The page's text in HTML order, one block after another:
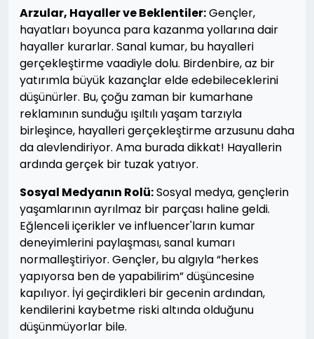
Arzular, Hayaller ve Beklentiler:Gençler,
hayatları boyunca para kazanma yollarına dair
hayaller kurarlar. Sanal kumar, bu hayalleri
gerçekleştirme vaadiyle dolu. Birdenbire, az bir
yatırımla büyük kazançlar elde edebileceklerini
düşünürler. Bu, çoğu zaman bir kumarhane
reklamının sunduğu ışıltılı yaşam tarzıyla
birleşince, hayalleri gerçekleştirme arzusunu daha
da alevlendiriyor. Ama burada dikkat! Hayallerin
ardında gerçek bir tuzak yatıyor.
Sosyal Medyanın Rolü:Sosyal medya, gençlerin
yaşamlarının ayrılmaz bir parçası haline geldi.
Eğlenceli içerikler ve influencer'ların kumar
deneyimlerini paylaşması, sanal kumarı
normalleştiriyor. Gençler, bu algıyla “herkes
yapıyorsa ben de yapabilirim” düşüncesine
kapılıyor. İyi geçirdikleri bir gecenin ardından,
kendilerini kaybetme riski altında olduğunu
düşünmüyorlar bile.